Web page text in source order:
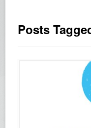
Posts